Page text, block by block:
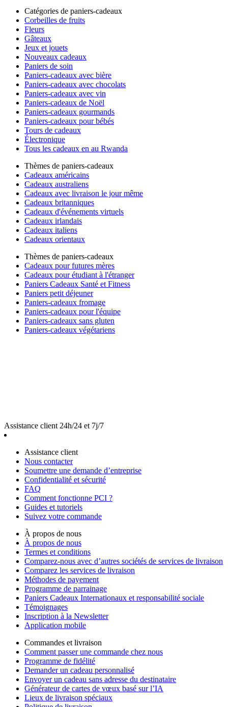
Catégories de paniers-cadeaux
Corbeilles de fruits
Fleurs
Gâteaux
Jeux et jouets
Nouveaux cadeaux
Paniers de soin
Paniers-cadeaux avec bière
Paniers-cadeaux avec chocolats
Paniers-cadeaux avec vin
Paniers-cadeaux de Noël
Paniers-cadeaux gourmands
Paniers-cadeaux pour bébés
Tours de cadeaux
Électronique
Tous les cadeaux en au Rwanda
Thèmes de paniers-cadeaux
Cadeaux américains
Cadeaux australiens
Cadeaux avec livraison le jour même
Cadeaux britanniques
Cadeaux d'événements virtuels
Cadeaux irlandais
Cadeaux italiens
Cadeaux orientaux
Thèmes de paniers-cadeaux
Cadeaux pour futures mères
Cadeaux pour étudiant à l'étranger
Paniers Cadeaux Santé et Fitness
Paniers petit déjeuner
Paniers-cadeaux fromage
Paniers-cadeaux pour l'équipe
Paniers-cadeaux sans gluten
Paniers-cadeaux végétariens
Assistance client 24h/24 et 7j/7
Assistance client
Nous contacter
Soumettre une demande d’entreprise
Confidentialité et sécurité
FAQ
Comment fonctionne PCI ?
Guides et tutoriels
Suivez votre commande
À propos de nous
À propos de nous
Termes et conditions
Comparez-nous avec d’autres sociétés de services de livraison
Comparez les services de livraison
Méthodes de payement
Programme de parrainage
Paniers Cadeaux Internationaux et responsabilité sociale
Témoignages
Inscription à la Newsletter
Application mobile
Commandes et livraison
Comment passer une commande chez nous
Programme de fidélité
Demander un cadeau personnalisé
Envoyer un cadeau sans adresse du destinataire
Générateur de cartes de vœux basé sur l’IA
Lieux de livraison spéciaux